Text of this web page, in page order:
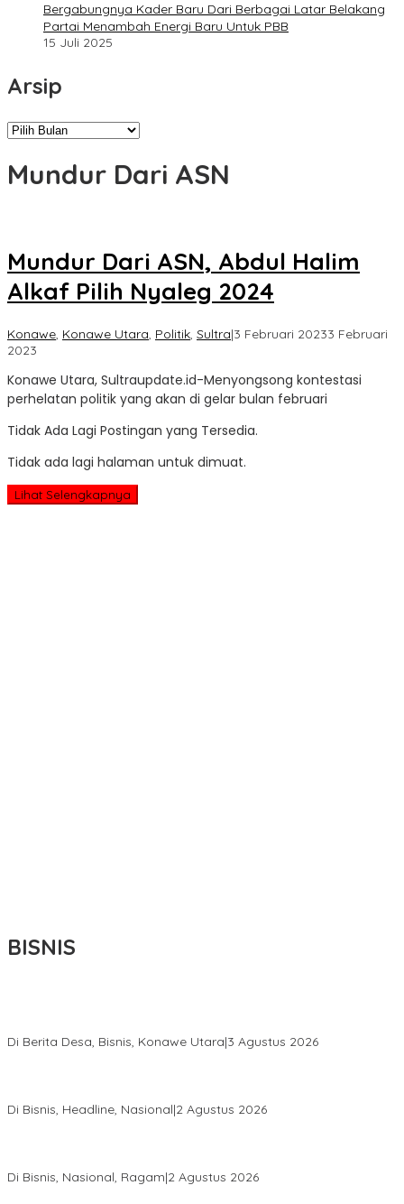
Bergabungnya Kader Baru Dari Berbagai Latar Belakang
Partai Menambah Energi Baru Untuk PBB
15 Juli 2025
Arsip
Arsip
Mundur Dari ASN
Mundur Dari ASN, Abdul Halim
Alkaf Pilih Nyaleg 2024
Konawe, Konawe Utara, Politik, Sultra|3 Februari 20233 Februari
2023
Update
Konawe Utara, Sultraupdate.id-Menyongsong kontestasi
perhelatan politik yang akan di gelar bulan februari
Tidak Ada Lagi Postingan yang Tersedia.
Tidak ada lagi halaman untuk dimuat.
Lihat Selengkapnya
BISNIS
Di Berita Desa, Bisnis, Konawe Utara|3 Agustus 2026
Di Bisnis, Headline, Nasional|2 Agustus 2026
Di Bisnis, Nasional, Ragam|2 Agustus 2026